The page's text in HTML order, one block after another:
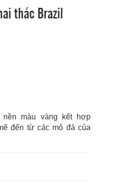
thác Brazil
màu vàng kết hợp
đến từ các mỏ đá của